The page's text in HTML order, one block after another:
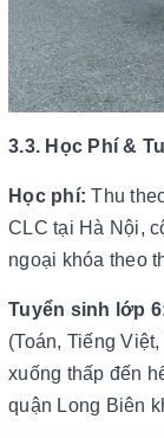
3.3. Học Phí &
Học phí: Thu
CLC tại Hà Nội,
ngoại khóa theo
Tuyển sinh lớp
(Toán, Tiếng
xuống thấp đến
quận Long Biên